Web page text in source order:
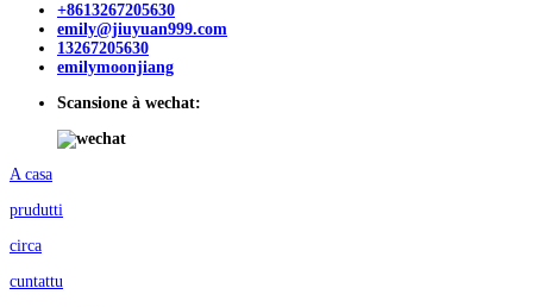
+8613267205630
emily@jiuyuan999.com
13267205630
emilymoonjiang
Scansione à wechat:
A casa
prudutti
circa
cuntattu